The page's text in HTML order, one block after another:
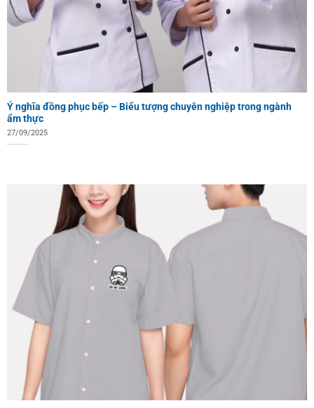
Ý nghĩa đồng phục bếp – Biểu tượng chuyên nghiệp trong ngành
ẩm thực
27/09/2025